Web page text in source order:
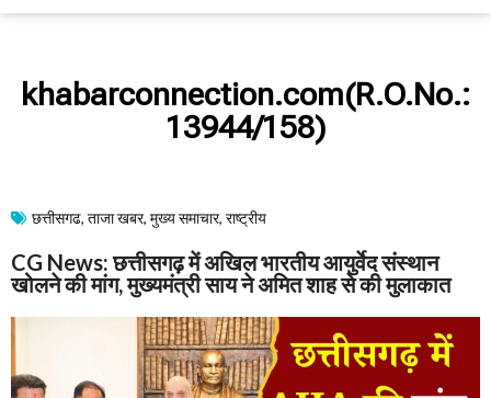
khabarconnection.com(R.O.No.:
13944/158)
छत्तीसगढ, ताजा खबर, मुख्य समाचार​, राष्ट्रीय
CG News: छत्तीसगढ़ में अखिल भारतीय आयुर्वेद संस्थान
खोलने की मांग, मुख्यमंत्री साय ने अमित शाह से की मुलाकात